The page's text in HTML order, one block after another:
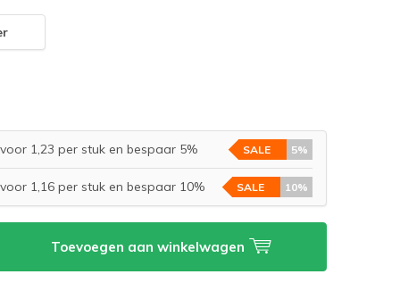
1,23 per stuk en bespaar 5% SALE 5%
1,16 per stuk en bespaar 10% SALE 10%
Toevoegen aan winkelwagen